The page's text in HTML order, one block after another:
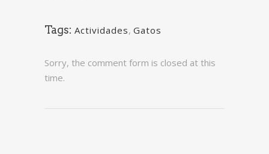
Tags: Actividades, Gatos
Sorry, the comment form is closed at this
time.